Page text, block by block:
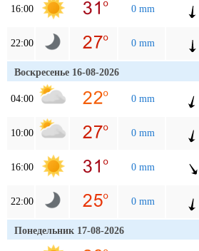
16:00 0 mm
22:00 0 mm
Воскресенье 16-08-2026
04:00 0 mm
10:00 0 mm
16:00 0 mm
22:00 0 mm
Понедельник 17-08-2026